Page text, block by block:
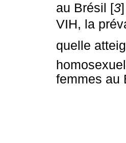
au Brésil [3
VIH, la
quelle
femmes au